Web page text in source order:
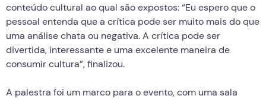
conteúdo cultural ao qual são expostos: “Eu espero que o
pessoal entenda que a crítica pode ser muito mais do que
uma análise chata ou negativa. A crítica pode ser
divertida, interessante e uma excelente maneira de
consumir cultura”, finalizou.
A palestra foi um marco para o evento, com uma sala